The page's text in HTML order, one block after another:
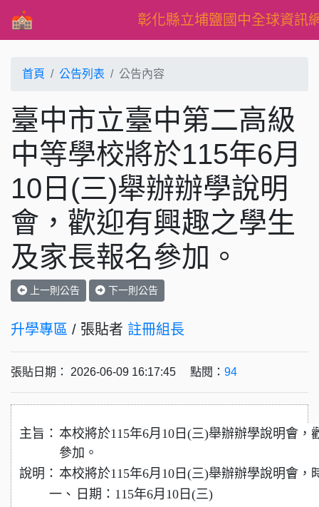
彰化縣立埔鹽國中全球資訊
首頁 公告列表 公告內容
臺中市立臺中第二高級
中等學校將於115年6月
10日(三)舉辦辦學說明
會，歡迎有興趣之學生
及家長報名參加。
上一則公告 下一則公告
升學專區 / 張貼者 註冊組長
張貼日期： 2026-06-09 16:17:45 點閱： 94
主旨： 本校將於115年6月10日(三)舉辦辦學說明會
參加。
說明： 本校將於115年6月10日(三)舉辦辦學說明會，
一、 日期：115年6月10日(三)